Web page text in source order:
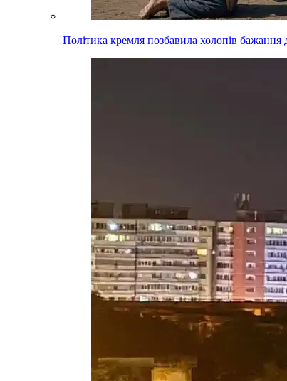
Політика кремля позбавила холопів